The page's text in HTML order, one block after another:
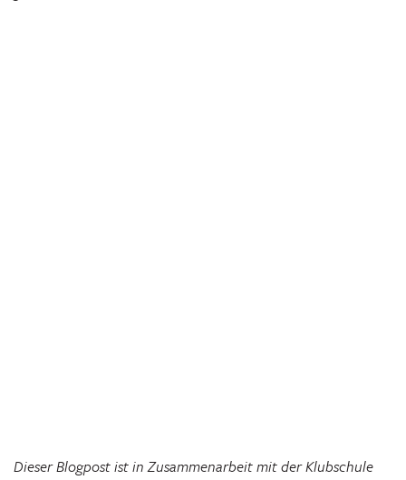
Dieser Blogpost ist in Zusammenarbeit mit der Klubschule